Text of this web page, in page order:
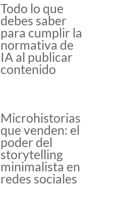
Todo lo que
debes saber
para cumplir la
normativa de
IA al publicar
contenido
Microhistorias
que venden: el
poder del
storytelling
minimalista en
redes sociales